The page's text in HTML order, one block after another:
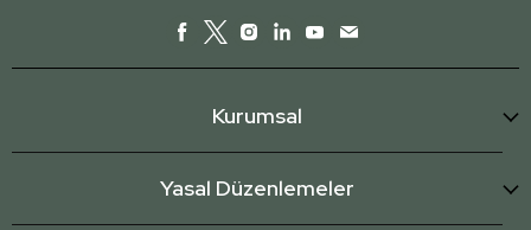
Kurumsal
Yasal Düzenlemeler